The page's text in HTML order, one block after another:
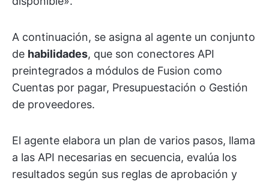
A continuación, se asigna al agente un conjunto
de habilidades, que son conectores API
preintegrados a módulos de Fusion como
Cuentas por pagar, Presupuestación o Gestión
de proveedores.
El agente elabora un plan de varios pasos, llama
a las API necesarias en secuencia, evalúa los
resultados según sus reglas de aprobación y